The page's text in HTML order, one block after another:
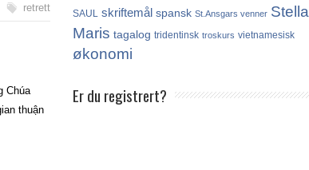
retrett
Chúa
thuận
SAUL skriftemål spansk St.Ansgars venner Stella
Maris tagalog tridentinsk troskurs vietnamesisk
økonomi
Er du registrert?